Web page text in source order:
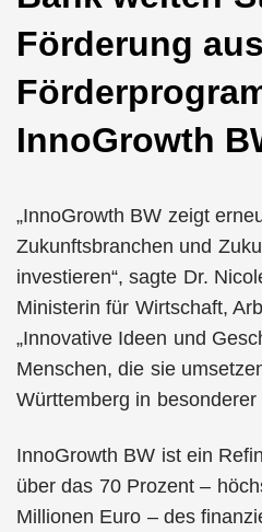
Förderung
InnoGrowth
„InnoGrowth BW zeigt
Zukunftsbranchen und
investieren“, sagte Dr.
Ministerin für Wirtschaft,
„Innovative Ideen und
Menschen, die sie
Württemberg in besonderer
InnoGrowth BW ist ein
über das 70 Prozent –
Millionen Euro – des